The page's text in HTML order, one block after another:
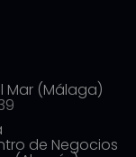
Mar (Málaga)
de Negocios